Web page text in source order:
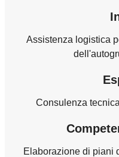
Assistenza logistica
Consulenza
Elaborazione di piani